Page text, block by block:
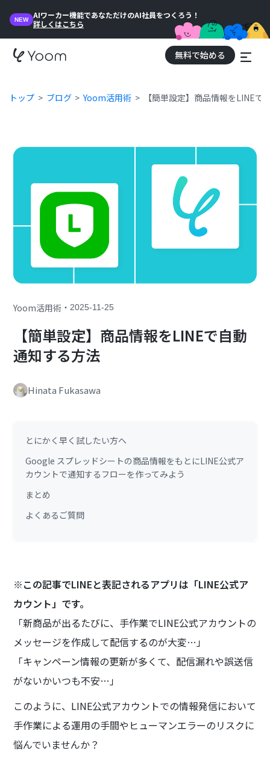
NEW
AIワーカー機能であなただけのAI社員をつくろう！
詳しくはこちら
無料で始める
トップ ブログ Yoom活用術 【簡単設定】商品情報をLINEで
Yoom活用術 ・2025-11-25
【簡単設定】商品情報をLINEで自動
通知する方法
Hinata Fukasawa
とにかく早く試したい方へ
Google スプレッドシートの商品情報をもとにLINE公式ア
カウントで通知するフローを作ってみよう
まとめ
よくあるご質問
※この記事でLINEと表記されるアプリは「LINE公式ア
カウント」です。
「新商品が出るたびに、手作業でLINE公式アカウントの
メッセージを作成して配信するのが大変…」
「キャンペーン情報の更新が多くて、配信漏れや誤送信
がないかいつも不安…」
このように、LINE公式アカウントでの情報発信において
手作業による運用の手間やヒューマンエラーのリスクに
悩んでいませんか？